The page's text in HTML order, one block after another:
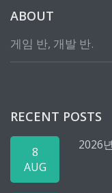
ABOUT
게임 반, 개발 반.
RECENT POSTS
8
AUG
2026